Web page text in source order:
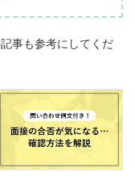
事も参考にしてくだ